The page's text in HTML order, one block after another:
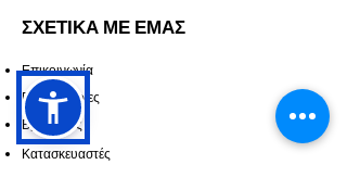
ΣΧΕΤΙΚΑ ΜΕ ΕΜΑΣ
Επικοινωνία
Πληροφορίες
Βρείτε μας
Κατασκευαστές